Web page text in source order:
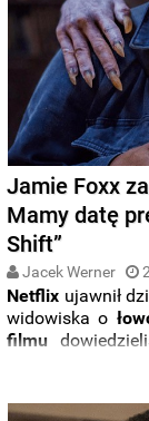
Jamie Foxx
Mamy datę
Shift”
Jacek Werner
Netflix ujawnił
widowiska o
filmu